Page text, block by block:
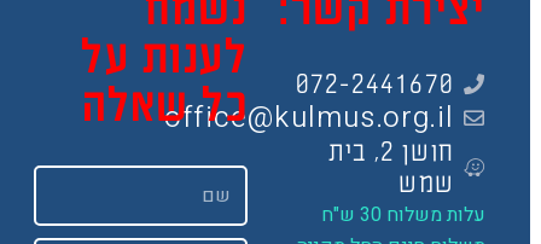
072-2441670
office@kulmus.org.il
חושן 2, בית
שמש
משלוח 30 ש"ח
לענות על
כל שאלה